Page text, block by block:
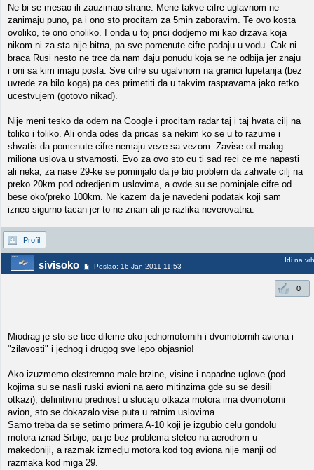
Ne bi se mesao ili zauzimao strane. Mene takve cifre uglavnom ne
zanimaju puno, pa i ono sto procitam za 5min zaboravim. Te ovo kosta
ovoliko, te ono onoliko. I onda u toj prici dodjemo mi kao drzava koja
nikom ni za sta nije bitna, pa sve pomenute cifre padaju u vodu. Cak ni
braca Rusi nesto ne trce da nam daju ponudu koja se ne odbija jer znaju
i oni sa kim imaju posla. Sve cifre su ugalvnom na granici lupetanja (bez
uvrede za bilo koga) pa ces primetiti da u takvim raspravama jako retko
ucestvujem (gotovo nikad).
Nije meni tesko da odem na Google i procitam radar taj i taj hvata cilj na
toliko i toliko. Ali onda odes da pricas sa nekim ko se u to razume i
shvatis da pomenute cifre nemaju veze sa vezom. Zavise od malog
miliona uslova u stvarnosti. Evo za ovo sto cu ti sad reci ce me napasti
ali neka, za nase 29-ke se pominjalo da je bio problem da zahvate cilj na
preko 20km pod odredjenim uslovima, a ovde su se pominjale cifre od
bese oko/preko 100km. Ne kazem da je navedeni podatak koji sam
izneo sigurno tacan jer to ne znam ali je razlika neverovatna.
Profil
sivisoko Poslao: 16 Jan 2011 11:53
Idi na vrh
0
Miodrag je sto se tice dileme oko jednomotornih i dvomotornih aviona i
"zilavosti" i jednog i drugog sve lepo objasnio!
Ako izuzmemo ekstremno male brzine, visine i napadne uglove (pod
kojima su se nasli ruski avioni na aero mitinzima gde su se desili
otkazi), definitivnu prednost u slucaju otkaza motora ima dvomotorni
avion, sto se dokazalo vise puta u ratnim uslovima.
Samo treba da se setimo primera A-10 koji je izgubio celu gondolu
motora iznad Srbije, pa je bez problema sleteo na aerodrom u
makedoniji, a razmak izmedju motora kod tog aviona nije manji od
razmaka kod miga 29.